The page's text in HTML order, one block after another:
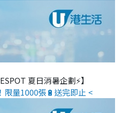
夏日消暑企劃⚡】
限量1000張🔋送完即止 <